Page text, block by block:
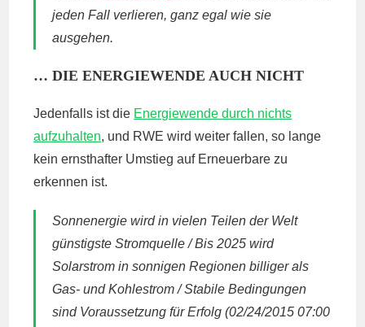
jeden Fall verlieren, ganz egal wie sie
ausgehen.
… DIE ENERGIEWENDE AUCH NICHT
Jedenfalls ist die Energiewende durch nichts
aufzuhalten, und RWE wird weiter fallen, so lange
kein ernsthafter Umstieg auf Erneuerbare zu
erkennen ist.
Sonnenergie wird in vielen Teilen der Welt
günstigste Stromquelle / Bis 2025 wird
Solarstrom in sonnigen Regionen billiger als
Gas- und Kohlestrom / Stabile Bedingungen
sind Voraussetzung für Erfolg (02/24/2015 07:00